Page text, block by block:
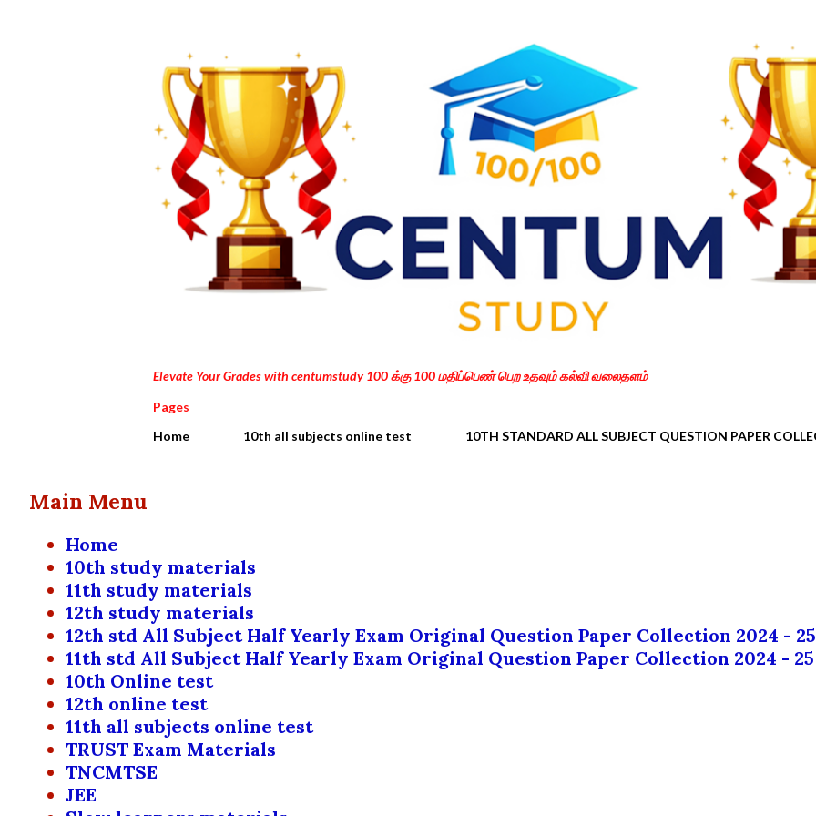
Elevate Your Grades with centumstudy 100 க்கு 100 மதிப்பெண் பெற உதவும் கல்வி வலைதளம்
Pages
Home
10th all subjects online test 10TH STANDARD ALL SUBJECT QUESTION PAPER
Main Menu
Home
10th study materials
11th study materials
12th study materials
12th std All Subject Half Yearly Exam Original Question Paper Collection 2024 - 25
11th std All Subject Half Yearly Exam Original Question Paper Collection 2024 - 25
10th Online test
12th online test
11th all subjects online test
TRUST Exam Materials
TNCMTSE
JEE